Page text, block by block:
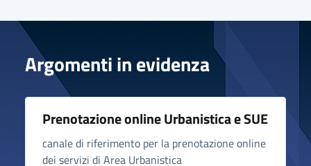
Argomenti in evidenza
Prenotazione online Urbanistica e SUE
canale di riferimento per la prenotazione online
dei servizi di Area Urbanistica